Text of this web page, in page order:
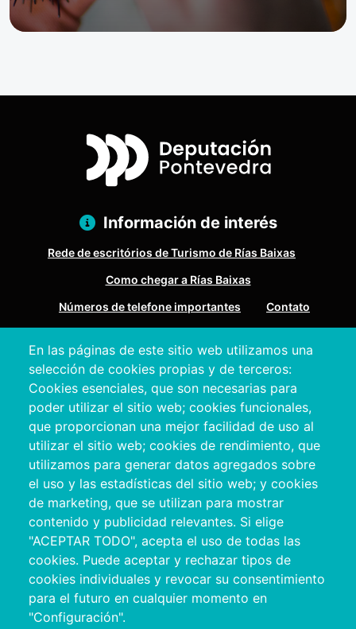
En las páginas de este sitio web utilizamos una
selección de cookies propias y de terceros:
Cookies esenciales, que son necesarias para
poder utilizar el sitio web; cookies funcionales,
que proporcionan una mejor facilidad de uso al
utilizar el sitio web; cookies de rendimiento, que
utilizamos para generar datos agregados sobre
el uso y las estadísticas del sitio web; y cookies
de marketing, que se utilizan para mostrar
contenido y publicidad relevantes. Si elige
"ACEPTAR TODO", acepta el uso de todas las
cookies. Puede aceptar y rechazar tipos de
cookies individuales y revocar su consentimiento
para el futuro en cualquier momento en
"Configuración".
Información de interés
Rede de escritórios de Turismo de Rías Baixas
Como chegar a Rías Baixas
Números de telefone importantes
Contato
Pazo Deputación Provincial. Avda. Montero Ríos, s/n - 36071
Pontevedra
+34 986 804 100 | +34 986 804 124
Copyright © 2026. Conselho Provincial de
Pontevedra.
Todos os direitos reservados